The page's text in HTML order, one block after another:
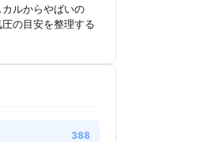
ルからやばいの
の目安を整理する
388